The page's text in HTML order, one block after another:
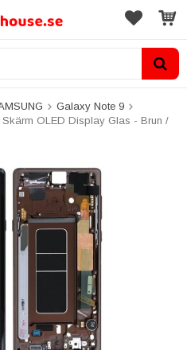
Galaxy Note 9
OLED Display Glas - Brun /